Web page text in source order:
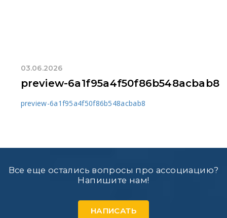
03.06.2026
preview-6a1f95a4f50f86b548acbab8
preview-6a1f95a4f50f86b548acbab8
Все еще остались вопросы про ассоциацию?
Напишите нам!
НАПИСАТЬ